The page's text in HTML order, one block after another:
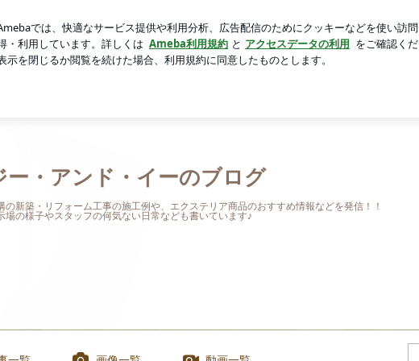
ジー・アンド・イーのブログ
ランチとコーヒーぜんざい
ー・アンド・イーのブログ
の新築・リフォーム工事の施工例や、エクステリア商品のおすすめ情報などを発信！！
場の様子やスタッフの何気ない日常なども書いています♪